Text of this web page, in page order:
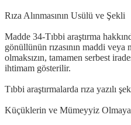
Rıza Alınmasının Usülü ve Şekli
Madde 34-Tıbbi araştırma
gönüllünün rızasının maddi veya
olmaksızın, tamamen serbest
ihtimam gösterilir.
Tıbbi araştırmalarda rıza yazılı
Küçüklerin ve Mümeyyiz